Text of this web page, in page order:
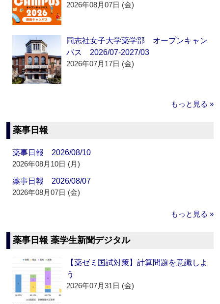
2026年08月07日 (金)
同志社女子大学薬学部 オープンキャン
パス 2026/07-2027/03
2026年07月17日 (金)
もっと見る »
薬事日報
薬事日報 2026/08/10
2026年08月10日 (月)
薬事日報 2026/08/07
2026年08月07日 (金)
もっと見る »
薬事日報 薬学生新聞デジタル
【薬ゼミ国試対策】計算問題を意識しよ
う
2026年07月31日 (金)